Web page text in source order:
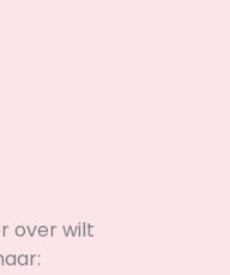
over wilt